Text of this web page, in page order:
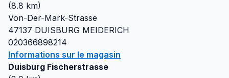
(8.8 km)
Von-Der-Mark-Strasse
47137 DUISBURG MEIDERICH
020366898214
Informations sur le magasin
Duisburg Fischerstrasse